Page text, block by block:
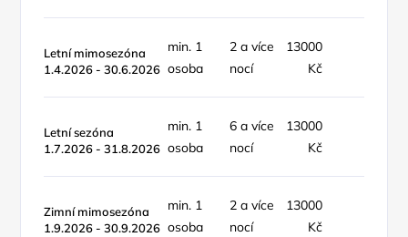
Letní mimosezóna
1.4.2026 - 30.6.2026
min. 1
osoba
2 a více
nocí
13000
Kč
Letní sezóna
1.7.2026 - 31.8.2026
min. 1
osoba
6 a více
nocí
13000
Kč
Zimní mimosezóna
1.9.2026 - 30.9.2026
min. 1
osoba
2 a více
nocí
13000
Kč